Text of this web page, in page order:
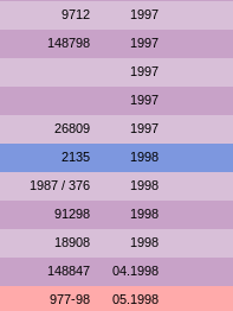
9712 1997
148798 1997
1997
1997
26809 1997
2135 1998
1987 / 376 1998
91298 1998
18908 1998
148847 04.1998
977-98 05.1998